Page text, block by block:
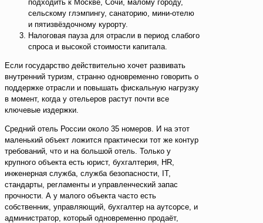
подходить к Москве, Сочи, малому городу,
сельскому глэмпингу, санаторию, мини-отелю
и пятизвёздочному курорту.
Налоговая пауза для отрасли в период слабого
спроса и высокой стоимости капитала.
Если государство действительно хочет развивать
внутренний туризм, странно одновременно говорить о
поддержке отрасли и повышать фискальную нагрузку
в момент, когда у отельеров растут почти все
ключевые издержки.
Средний отель России около 35 номеров. И на этот
маленький объект ложится практически тот же контур
требований, что и на большой отель. Только у
крупного объекта есть юрист, бухгалтерия, HR,
инженерная служба, служба безопасности, IT,
стандарты, регламенты и управленческий запас
прочности. А у малого объекта часто есть
собственник, управляющий, бухгалтер на аутсорсе, и
администратор, который одновременно продаёт,